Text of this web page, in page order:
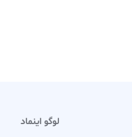
لوگو اینماد